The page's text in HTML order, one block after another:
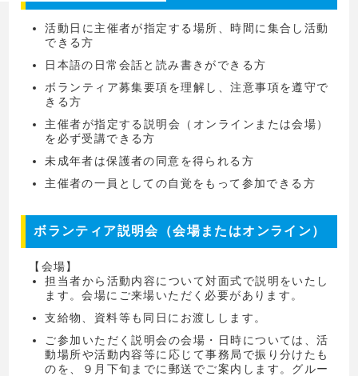
活動日に主催者が指定する場所、時間に集合し活動
できる方
日本語の日常会話と読み書きができる方
ボランティア募集要項を理解し、注意事項を遵守で
きる方
主催者が指定する説明会（オンラインまたは会場）
を必ず受講できる方
未成年者は保護者の同意を得られる方
主催者の一員としての自覚をもって参加できる方
ボランティア説明会（会場またはオンライン）
【会場】
担当者から活動内容について対面式で説明をいたし
ます。会場にご来場いただく必要があります。
支給物、資料等も同日にお渡しします。
ご参加いただく説明会の会場・日時については、活
動場所や活動内容等に応じて事務局で振り分けたも
のを、９月下旬までに郵送でご案内します。グルー